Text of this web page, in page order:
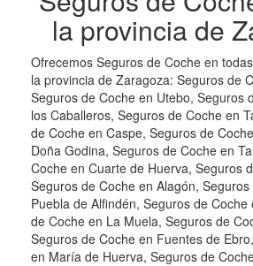
la provincia de
Ofrecemos Seguros de Coche en
la provincia de Zaragoza: Seguros de
Seguros de Coche en Utebo, Seguros
los Caballeros, Seguros de Coche en
de Coche en Caspe, Seguros de
Doña Godina, Seguros de Coche en
Coche en Cuarte de Huerva, Seguros
Seguros de Coche en Alagón,
Puebla de Alfindén, Seguros de
de Coche en La Muela, Seguros de
Seguros de Coche en Fuentes de
en María de Huerva, Seguros de